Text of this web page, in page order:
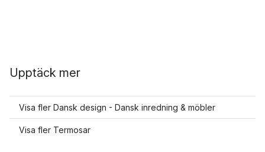
Upptäck mer
Visa fler Dansk design - Dansk inredning & möbler
Visa fler Termosar